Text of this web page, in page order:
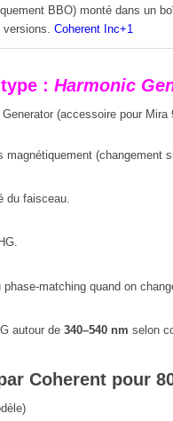
BBO) monté dans un
versions. Coherent Inc+1
: Harmonic
(accessoire pour Mira
(changement
du faisceau.
matching quand on
autour de 340–540 nm selon
Coherent pour